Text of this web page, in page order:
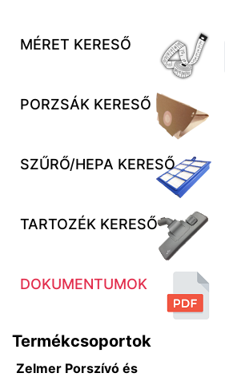
MÉRET KERESŐ
PORZSÁK KERESŐ
SZŰRŐ/HEPA KERESŐ
TARTOZÉK KERESŐ
DOKUMENTUMOK
Termékcsoportok
Zelmer Porszívó és